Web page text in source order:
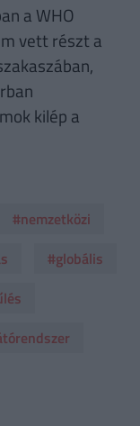
a WHO
vett részt a
kilép a
#nemzetközi
#globális